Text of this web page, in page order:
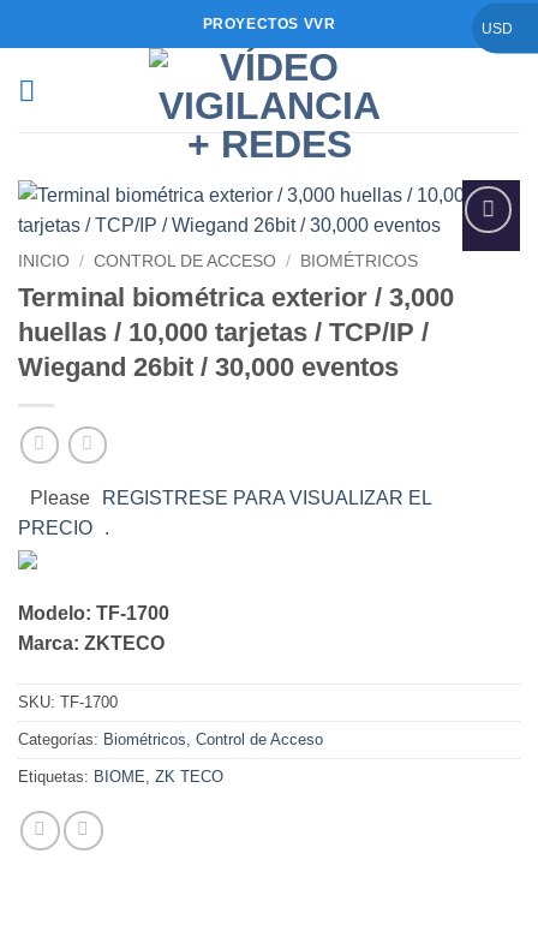
al
PROYECTOS VVR
Añadir
lista de
INICIO / CONTROL DE ACCESO / BIOMÉTRICOS
Terminal biométrica exterior / 3,000
huellas / 10,000 tarjetas / TCP/IP /
Wiegand 26bit / 30,000 eventos
Please
REGISTRESE PARA VISUALIZAR EL
PRECIO
.
Modelo: TF-1700
Marca: ZKTECO
SKU: TF-1700
Categorías: Biométricos, Control de Acceso
Etiquetas: BIOME, ZK TECO
USD